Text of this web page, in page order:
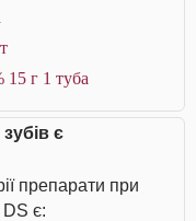
15 г 1 туба
є
препарати при
DS є: